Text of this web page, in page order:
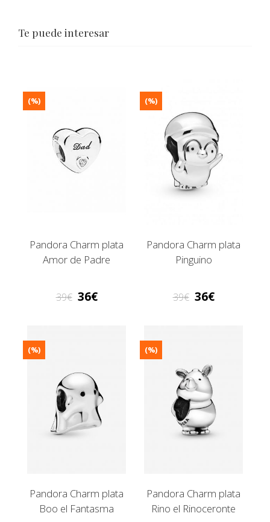
Te puede interesar
Pandora Charm plata
Amor de Padre
(%)
39 36
Pandora Charm plata
Pinguino
(%)
39 36
Pandora Charm plata
Boo el Fantasma
(%)
Pandora Charm plata
Rino el Rinoceronte
(%)